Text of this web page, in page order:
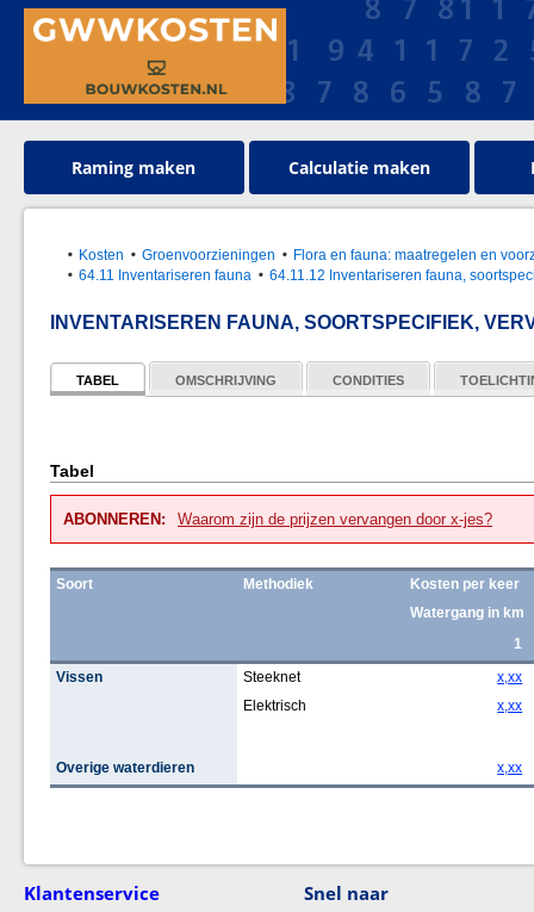
Raming maken Calculatie maken
Kosten Groenvoorzieningen
Flora en fauna: maatregelen en
64.11 Inventariseren fauna
64.11.12 Inventariseren fauna,
INVENTARISEREN FAUNA, SOORTSPECIFIEK,
TABEL OMSCHRIJVING CONDITIES
Tabel
ABONNEREN: Waarom zijn de prijzen vervangen door x-jes?
Soort Methodiek
Kosten per keer
Watergang in km
1
Vissen
Steeknet
x,xx
Elektrisch
x,xx
Overige waterdieren x,xx
Klantenservice Snel naar